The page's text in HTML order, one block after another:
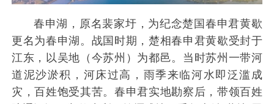
春申湖，原名裴家圩，为纪念楚国春申君黄歇
更名为春申湖。战国时期，楚相春申君黄歇受封于
江东，以吴地（今苏州）为都邑。当时苏州一带河
道泥沙淤积，河床过高，雨季来临河水即泛滥成
灾，百姓饱受其苦。春申君实地勘察后，带领百姓